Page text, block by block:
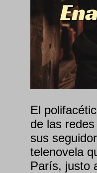
El
de las
sus
telenovela
París, justo